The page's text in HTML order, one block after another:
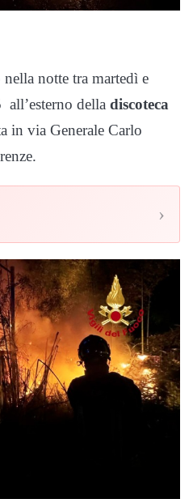
notte tra martedì e
della discoteca
in via Generale Carlo
›